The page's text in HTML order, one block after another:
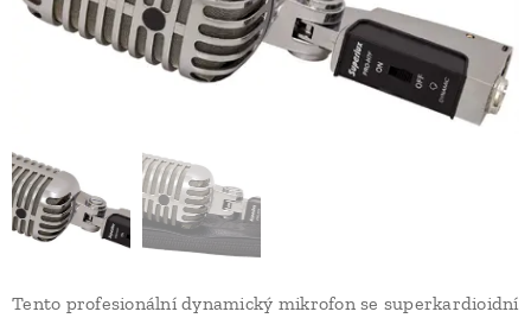
Tento profesionální dynamický mikrofon se superkardioidní